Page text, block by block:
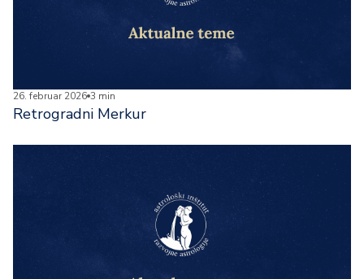
26. februar 2026 3 min
Retrogradni Merkur